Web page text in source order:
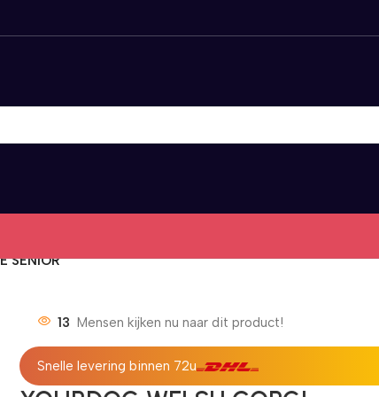
SENIOR
13 Mensen kijken nu naar dit product!
Snelle levering binnen 72u